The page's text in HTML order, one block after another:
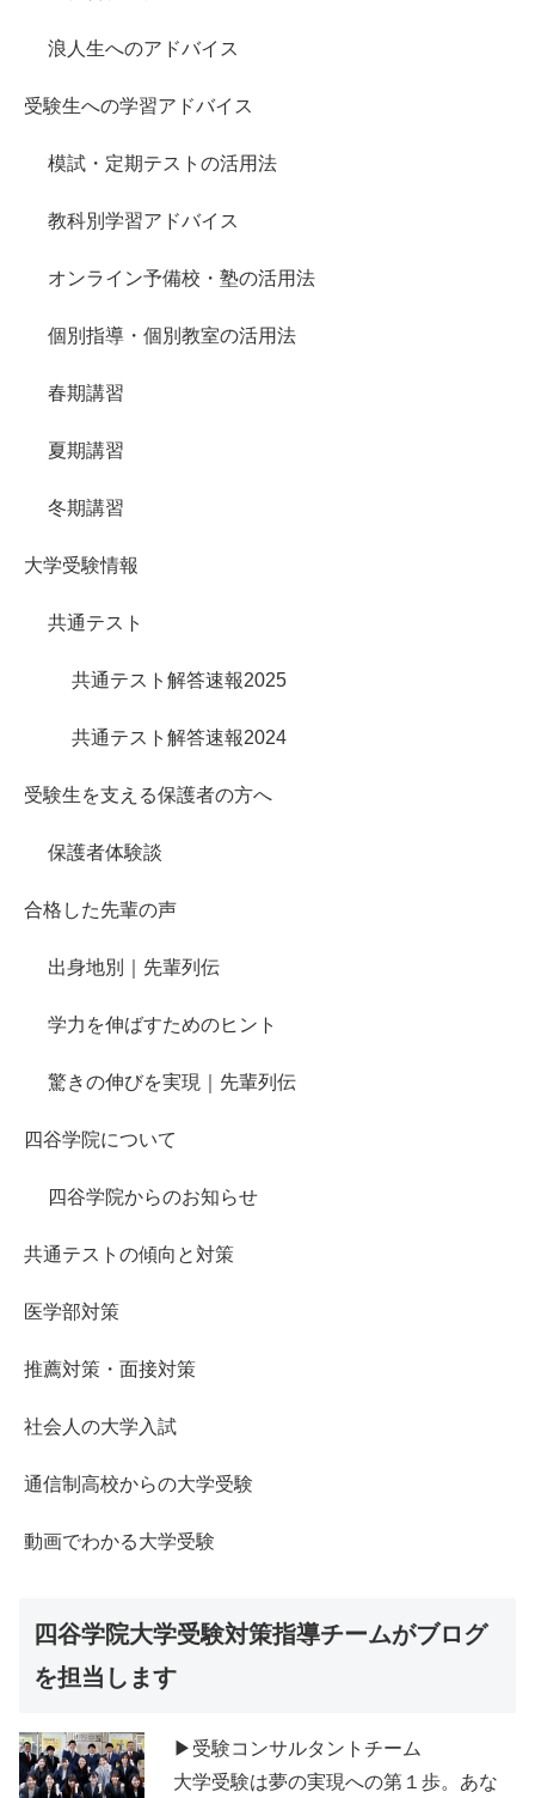
浪人生へのアドバイス
受験生への学習アドバイス
模試・定期テストの活用法
教科別学習アドバイス
オンライン予備校・塾の活用法
個別指導・個別教室の活用法
春期講習
夏期講習
冬期講習
大学受験情報
共通テスト
共通テスト解答速報2025
共通テスト解答速報2024
受験生を支える保護者の方へ
保護者体験談
合格した先輩の声
出身地別｜先輩列伝
学力を伸ばすためのヒント
驚きの伸びを実現｜先輩列伝
四谷学院について
四谷学院からのお知らせ
共通テストの傾向と対策
医学部対策
推薦対策・面接対策
社会人の大学入試
通信制高校からの大学受験
動画でわかる大学受験
四谷学院大学受験対策指導チームがブログ
を担当します
▶受験コンサルタントチーム
大学受験は夢の実現への第１歩。あな